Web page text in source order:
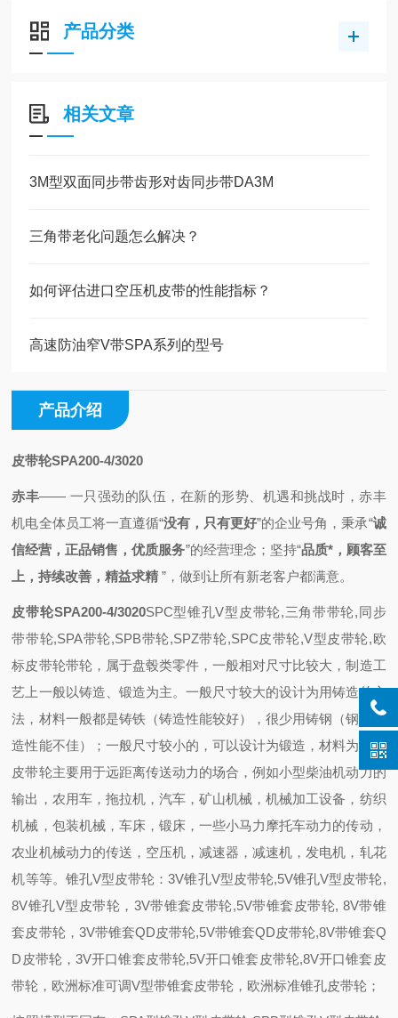
产品分类
相关文章
3M型双面同步带齿形对齿同步带DA3M
三角带老化问题怎么解决？
如何评估进口空压机皮带的性能指标？
高速防油窄V带SPA系列的型号
产品介绍
皮带轮SPA200-4/3020
赤丰—— 一只强劲的队伍， 在新的形势、机遇和挑战时，赤丰
机电全体员工将一直遵循“没有，只有更好”的企业号角，秉承“诚
信经营，正品销售，优质服务”的经营理念； 坚持“品质*，顾客至
上，持续改善，精益求精 ”，做到让所有新老客户都满意。
皮带轮SPA200-4/3020SPC型锥孔V型皮带轮,三角带带轮,同步
带带轮,SPA带轮,SPB带轮,SPZ带轮,SPC皮带轮,V型皮带轮,欧
标皮带轮带轮，属于盘毂类零件，一般相对尺寸比较大，制造工
艺上一般以铸造、锻造为主。一般尺寸较大的设计为用铸造的方
法，材料一般都是铸铁（铸造性能较好），很少用铸钢（钢的铸
造性能不佳）；一般尺寸较小的，可以设计为锻造，材料为钢。
皮带轮主要用于远距离传送动力的场合，例如小型柴油机动力的
输出，农用车，拖拉机，汽车，矿山机械，机械加工设备，纺织
机械，包装机械，车床，锻床，一些小马力摩托车动力的传动，
农业机械动力的传送，空压机，减速器，减速机，发电机，轧花
机等等。 锥孔V型皮带轮：3V锥孔V型皮带轮,5V锥孔V型皮带轮,
8V锥孔V型皮带轮，3V带锥套皮带轮,5V带锥套皮带轮, 8V带锥
套皮带轮，3V带锥套QD皮带轮,5V带锥套QD皮带轮,8V带锥套Q
D皮带轮，3V开口锥套皮带轮,5V开口锥套皮带轮,8V开口锥套皮
带轮，欧洲标准可调V型带锥套皮带轮，欧洲标准锥孔皮带轮；